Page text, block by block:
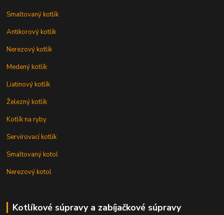
Smaltovaný kotlík
Antikorový kotlík
Nerezový kotlík
Medený kotlík
Liatinový kotlík
Železný kotlík
Kotlík na ryby
Servírovací kotlík
Smaltovaný kotol
Nerezový kotol
Kotlíkové súpravy a zabíjačkové súpravy